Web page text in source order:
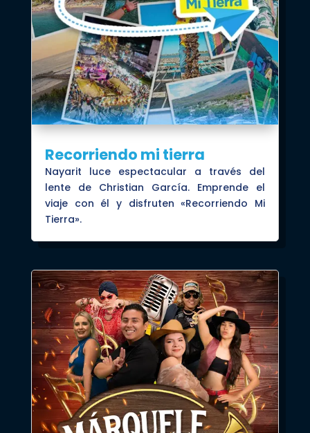
Recorriendo mi tierra
Nayarit luce espectacular a través del
lente de Christian García. Emprende el
viaje con él y disfruten «Recorriendo Mi
Tierra».